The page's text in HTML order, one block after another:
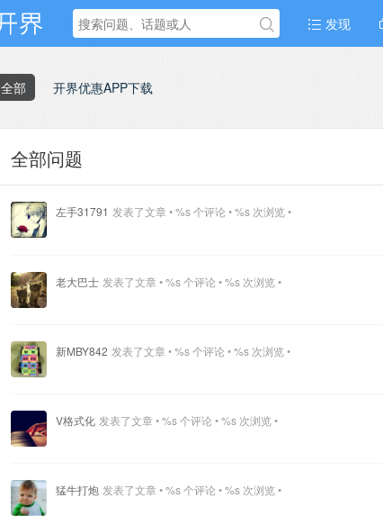
发现
全部 开界优惠APP下载
全部问题
左手31791 发表了文章 • %s 个评论 • %s 次浏览 •
老大巴士 发表了文章 • %s 个评论 • %s 次浏览 •
新MBY842 发表了文章 • %s 个评论 • %s 次浏览 •
V格式化 发表了文章 • %s 个评论 • %s 次浏览 •
猛牛打炮 发表了文章 • %s 个评论 • %s 次浏览 •